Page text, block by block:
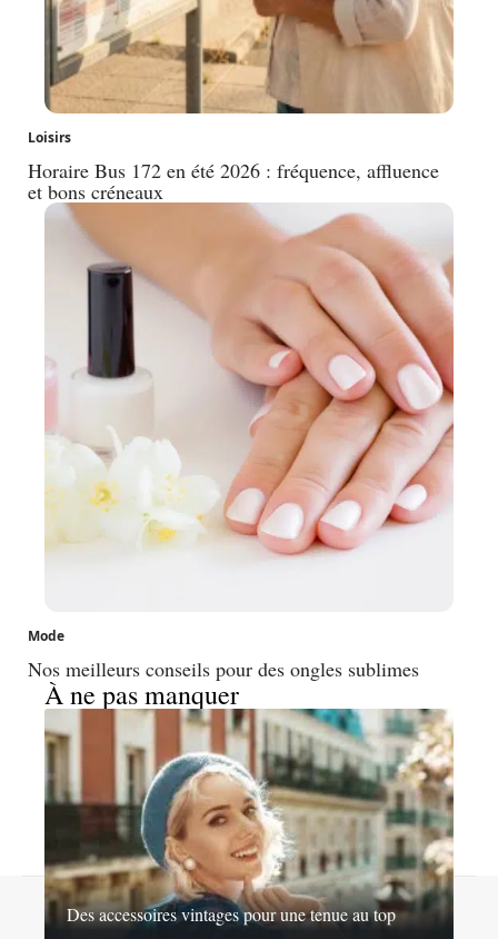
Loisirs
Horaire Bus 172 en été 2026 : fréquence, affluence
et bons créneaux
Mode
Nos meilleurs conseils pour des ongles sublimes
À ne pas manquer
Des accessoires vintages pour une tenue au top
Contact Mentions légales Sitemap